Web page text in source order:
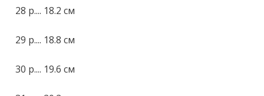
28 р.... 18.2 см
29 р.... 18.8 см
30 р.... 19.6 см